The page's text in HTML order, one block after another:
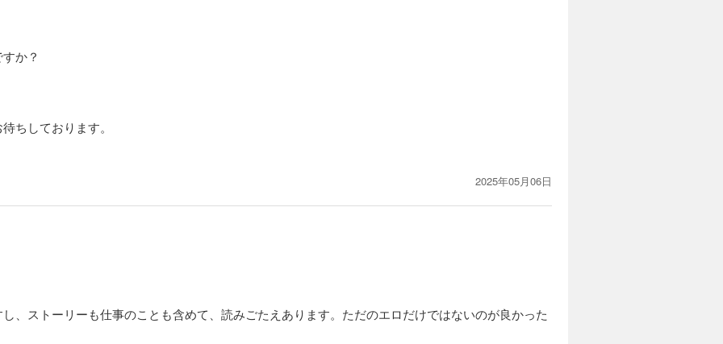
か？
ちしております。
2025年05月06日
、ストーリーも仕事のことも含めて、読みごたえあります。ただのエロだけではないのが良かった